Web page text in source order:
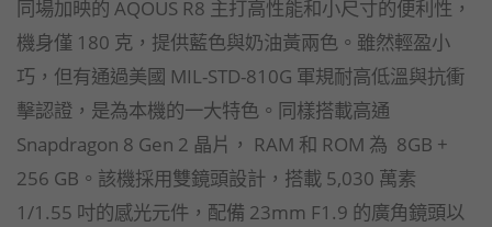
同場加映的 AQOUS R8 主打高性能和小尺寸的便利性，
機身僅 180 克，提供藍色與奶油黃兩色。雖然輕盈小
巧，但有通過美國 MIL-STD-810G 軍規耐高低溫與抗衝
擊認證，是為本機的一大特色。同樣搭載高通
Snapdragon 8 Gen 2 晶片， RAM 和 ROM 為 8GB +
256 GB。該機採用雙鏡頭設計，搭載 5,030 萬素
1/1.55 吋的感光元件，配備 23mm F1.9 的廣角鏡頭以